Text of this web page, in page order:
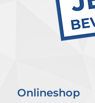
Onlineshop